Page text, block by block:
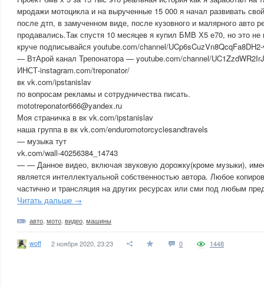
мродажи мотоцикла и на вырученные 15 000 я начал развивать
после дтп, в замученном виде, после кузовного и малярного авто
продавались.Так спустя 10 месяцев я купил БМВ Х5 е70, но это
круче подписывайся youtube.com/channel/
— ВтАрой канал Трепонатора — youtube.com/channel/
ИНСТ-instagram.com/treponator/
вк vk.com/ipstanislav
по вопросам рекламы и сотрудничества писать.
mototreponator666@yandex.ru
Моя страничка в вк vk.com/ipstanislav
наша группа в вк vk.com/enduromotorcyclesandtravels
— музыка тут
vk.com/wall-40256384_14743
— — Данное видео, включая звуковую дорожку(кроме музыки),
является интеллектуальной собственностью автора. Любое
частично и трансляция на других ресурсах или сми под любым
Читать дальше →
авто мото видео машины
woff 2 ноября 2020, 23:23 0 1448